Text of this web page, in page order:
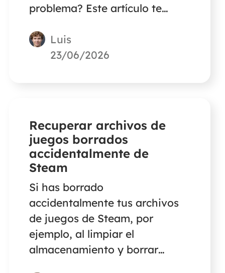
problema? Este artículo te
para recuperar algunos datos
perdidos por haber guardado
Luis
23/06/2026
Recuperar archivos de
juegos borrados
accidentalmente de
Steam
Si has borrado
accidentalmente tus archivos
de juegos de Steam, por
ejemplo, al limpiar el
almacenamiento y borrar